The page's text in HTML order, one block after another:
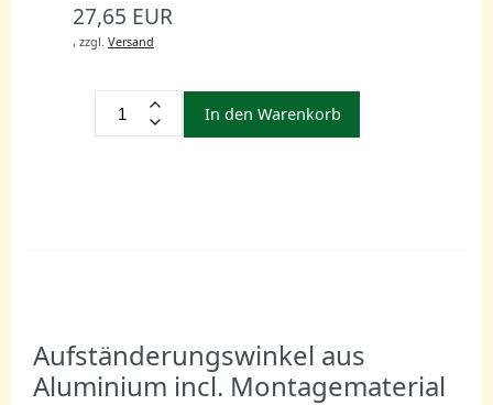
27,65 EUR
, zzgl. Versand
In den Warenkorb
Aufständerungswinkel aus
Aluminium incl. Montagematerial